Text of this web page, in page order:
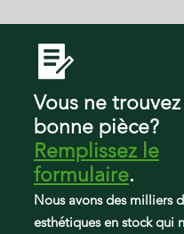
KBRS22ETBL01
KBRS22ETSS00
KBRS22ETSS01
KBRS22ETWH00
KBRS22ETWH01
KBRS22EVBL00
KBRS22EVMS00
KBRS22EVWH00
KBRS22KTBL00
KBRS22KTBL01
Vous ne
bonne pièce?
Remplissez le
formulaire.
Nous avons des milliers
esthétiques en stock qui